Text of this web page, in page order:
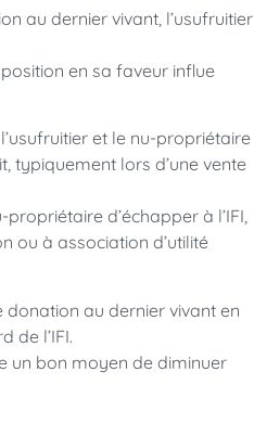
au dernier vivant, l’usufruitier
en sa faveur influe
et le nu-propriétaire
typiquement lors d’une vente
d’échapper à l’IFI,
ou à association d’utilité
donation au dernier vivant en
de l’IFI.
un bon moyen de diminuer